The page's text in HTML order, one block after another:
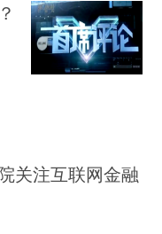
关注互联网金融